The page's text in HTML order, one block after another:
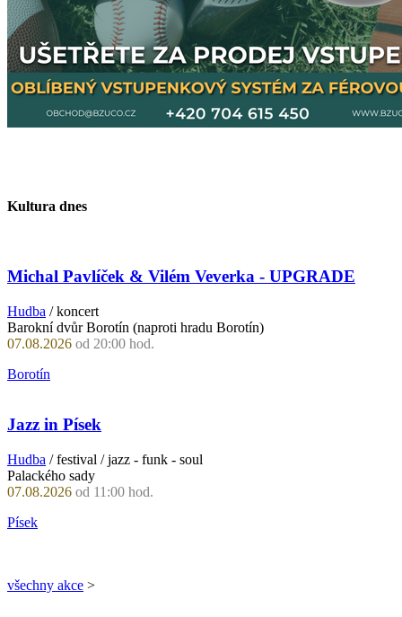
Kultura dnes
Michal Pavlíček & Vilém Veverka - UPGRADE
Hudba / koncert
Barokní dvůr Borotín (naproti hradu Borotín)
07.08.2026 od 20:00 hod.
Borotín
Jazz in Písek
Hudba / festival / jazz - funk - soul
Palackého sady
07.08.2026 od 11:00 hod.
Písek
všechny akce >